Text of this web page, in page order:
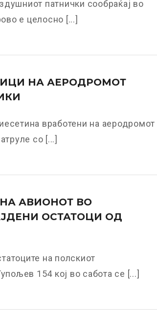
патнички сообраќај во
е целосно [...]
НА АЕРОДРОМОТ
вработени на аеродромот
со [...]
АВИОНОТ ВО
ОСТАТОЦИ ОД
на полскиот
154 кој во сабота се [...]